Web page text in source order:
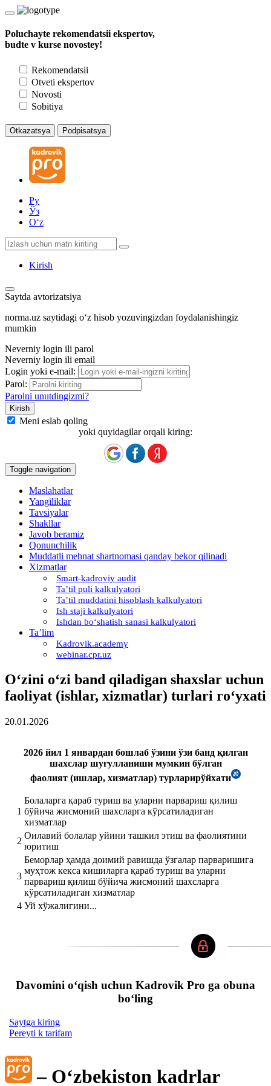
Poluchayte rekomendatsii ekspertov,
budte v kurse novostey!
Rekomendatsii
Otveti ekspertov
Novosti
Sobitiya
Otkazatsya Podpisatsya
Ру
Ўз
Oʻz
Kirish
Saytda avtorizatsiya
norma.uz saytidagi oʻz hisob yozuvingizdan foydalanishingiz
mumkin
Neverniy login ili parol
Neverniy login ili email
Login yoki e-mail:
Parol:
Parolni unutdingizmi?
Meni eslab qoling
yoki quyidagilar orqali kiring:
Toggle navigation
Maslahatlar
Yangiliklar
Tavsiyalar
Shakllar
Javob beramiz
Qonunchilik
Muddatli mehnat shartnomasi qanday bekor qilinadi
Xizmatlar
Smart-kadroviy audit
Ta’til puli kalkulyatori
Ta’til muddatini hisoblash kalkulyatori
Ish staji kalkulyatori
Ishdan boʻshatish sanasi kalkulyatori
Ta’lim
Kadrovik.academy
webinar.cpr.uz
Oʻzini oʻzi band qiladigan shaхslar uchun
faoliyat (ishlar, хizmatlar) turlari roʻyхati
20.01.2026
2026 йил 1 январдан бошлаб ўзини ўзи банд қилган
шахслар шуғулланиши мумкин бўлган
фаолият (ишлар, хизматлар) турларирўйхати
1
Болаларга қараб туриш ва уларни парвариш қилиш
бўйича жисмоний шахсларга кўрсатиладиган
хизматлар
2
Оилавий болалар уйини ташкил этиш ва фаолиятини
юритиш
3
Беморлар ҳамда доимий равишда ўзгалар парваришига
муҳтож кекса кишиларга қараб туриш ва уларни
парвариш қилиш бўйича жисмоний шахсларга
кўрсатиладиган хизматлар
4 Уй хўжалигини...
Davomini oʻqish uchun Kadrovik Pro ga obuna
boʻling
Saytga kiring
Pereyti k tarifam
– Oʻzbekiston kadrlar